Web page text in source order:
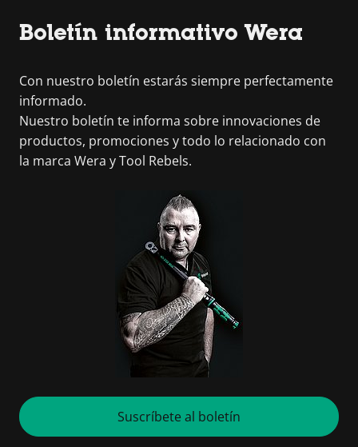
Boletín informativo Wera
Con nuestro boletín estarás siempre perfectamente
informado.
Nuestro boletín te informa sobre innovaciones de
productos, promociones y todo lo relacionado con
la marca Wera y Tool Rebels.
Suscríbete al boletín